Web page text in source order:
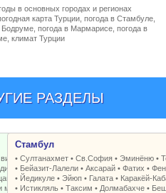
в основных городах и регионах
карта Турции, погода в Стамбуле,
погода в Мармарисе, погода в
климат Турции
РАЗДЕЛЫ
и
османскими
крепостями,
мусульманскими
Стамбул
•Султанахмет •Св.София •Эминёню •
• Бейазит-Лалели •Аксарай •Фатих •
• Йедикуле •Эйюп • Галата • Каракёй-
• Истикляль •Таксим • Долмабахче •